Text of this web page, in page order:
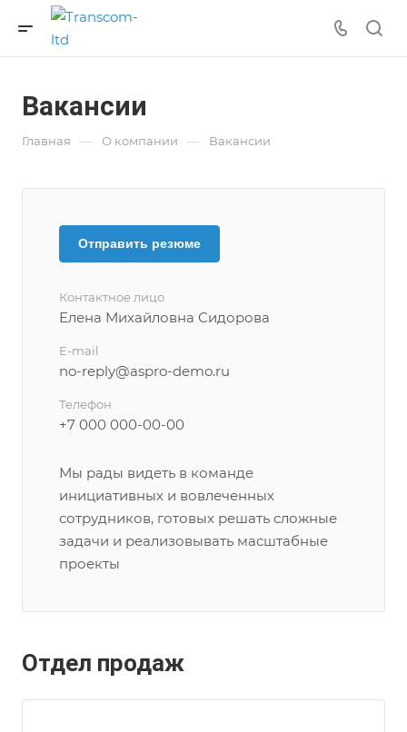
Вакансии
Главная — О компании — Вакансии
Отправить резюме
Контактное лицо
Елена Михайловна Сидорова
E-mail
no-reply@aspro-demo.ru
Телефон
+7 000 000-00-00
Мы рады видеть в команде
инициативных и вовлеченных
сотрудников, готовых решать сложные
задачи и реализовывать масштабные
проекты
Отдел продаж